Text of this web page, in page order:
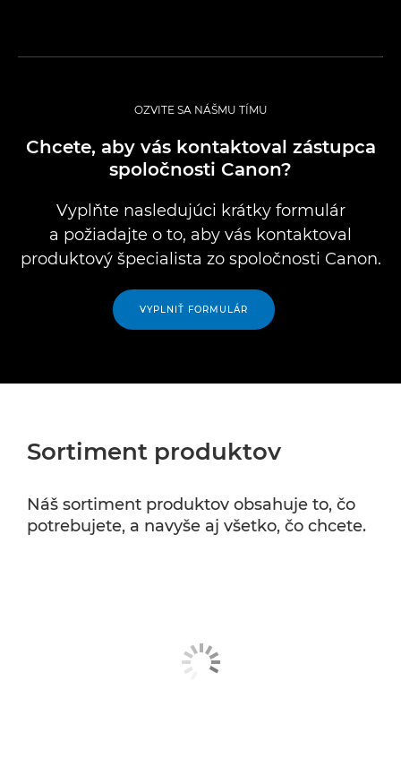
OZVITE SA NÁŠMU TÍMU
Chcete, aby vás kontaktoval zástupca
spoločnosti Canon?
Vyplňte nasledujúci krátky formulár
a požiadajte o to, aby vás kontaktoval
produktový špecialista zo spoločnosti Canon.
VYPLNIŤ FORMULÁR
Sortiment produktov
Náš sortiment produktov obsahuje to, čo
potrebujete, a navyše aj všetko, čo chcete.